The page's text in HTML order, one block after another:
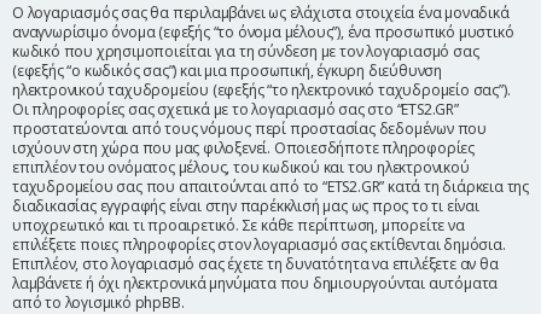
Ο λογαριασμός σας θα περιλαμβάνει ως ελάχιστα στοιχεία ένα μοναδικά
αναγνωρίσιμο όνομα (εφεξής “το όνομα μέλους”), ένα προσωπικό μυστικό
κωδικό που χρησιμοποιείται για τη σύνδεση με τον λογαριασμό σας
(εφεξής “ο κωδικός σας”) και μια προσωπική, έγκυρη διεύθυνση
ηλεκτρονικού ταχυδρομείου (εφεξής “το ηλεκτρονικό ταχυδρομείο σας”).
Οι πληροφορίες σας σχετικά με το λογαριασμό σας στο “ETS2.GR”
προστατεύονται από τους νόμους περί προστασίας δεδομένων που
ισχύουν στη χώρα που μας φιλοξενεί. Οποιεσδήποτε πληροφορίες
επιπλέον του ονόματος μέλους, του κωδικού και του ηλεκτρονικού
ταχυδρομείου σας που απαιτούνται από το “ETS2.GR” κατά τη διάρκεια της
διαδικασίας εγγραφής είναι στην παρέκκλισή μας ως προς το τι είναι
υποχρεωτικό και τι προαιρετικό. Σε κάθε περίπτωση, μπορείτε να
επιλέξετε ποιες πληροφορίες στον λογαριασμό σας εκτίθενται δημόσια.
Επιπλέον, στο λογαριασμό σας έχετε τη δυνατότητα να επιλέξετε αν θα
λαμβάνετε ή όχι ηλεκτρονικά μηνύματα που δημιουργούνται αυτόματα
από το λογισμικό phpBB.